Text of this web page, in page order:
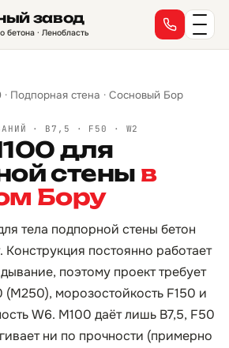
завод
бетона · Ленобласть
· Подпорная стена · Сосновый Бор
· B7,5 · F50 · W2
для
стены в
Бору
тела подпорной стены бетон
постоянно работает
поэтому проект требует
(М250), морозостойкость F150 и
W6. М100 даёт лишь B7,5, F50
ни по прочности (примерно